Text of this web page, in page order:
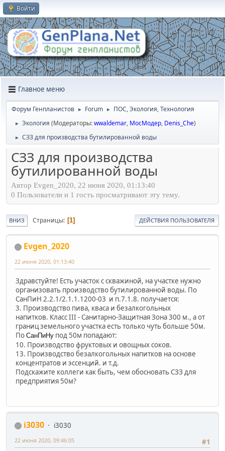
Войти
Главное меню
Форум Генпланистов ► Forum ► ПОС, Экология, Технология
► Экология (Модераторы:wwaldemar, МосМодер, Denis_Che)
► СЗЗ для производства бутилированной воды
СЗЗ для производства
бутилированной воды
Автор Evgen_2020, 22 июня 2020, 01:13:40
0 Пользователи и 1 гость просматривают эту тему.
ВНИЗ Страницы 1 ДЕЙСТВИЯ ПОЛЬЗОВАТЕЛЯ
Evgen_2020
22 июня 2020, 01:13:40
Здравстуйте! Есть участок с скважиной, на участке нужно
организовать производство бутилированной воды. По
СанПиН 2.2.1/2.1.1.1200-03 и п.7.1.8. получается:
3. Производство пива, кваса и безалкогольных
напитков. Класс III - Санитарно-Защитная Зона 300 м., а от
границ земельного участка есть только чуть больше 50м.
По СанПиНу под 50м попадают:
10. Производство фруктовых и овощных соков.
13. Производство безалкогольных напитков на основе
концентратов и эссенций. и т.д.
Подскажите коллеги как быть, чем обосновать СЗЗ для
предприятия 50м?
i3030
i3030
#1
22 июня 2020, 09:46:05